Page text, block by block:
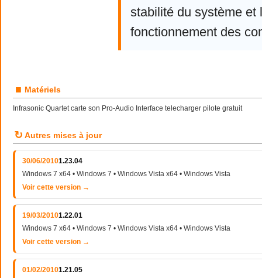
stabilité du système et
fonctionnement des
■ Matériels
Infrasonic Quartet carte son Pro-Audio Interface telecharger pilote gratuit
↻ Autres mises à jour
30/06/20101.23.04
Windows 7 x64 • Windows 7 • Windows Vista x64 • Windows Vista
Voir cette version →
19/03/20101.22.01
Windows 7 x64 • Windows 7 • Windows Vista x64 • Windows Vista
Voir cette version →
01/02/20101.21.05